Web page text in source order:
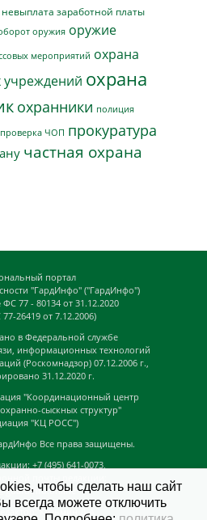
невыплата заработной платы
оружия оружие
мероприятий охрана
учреждений охрана
охранники полиция
проверка ЧОП прокуратура
частная охрана
портал
"ГардИнфо" ("ГардИнфо")
77 - 80134 от 31.12.2020
26419 от 7.12.2006)
в Федеральной службе
информационных технологий
(Роскомнадзор) 07.12.2006 г.,
31.12.2020 г.
"Координационный центр
сыскных структур"
"КЦ РОСС")
Все права защищены.
+7 (495) 641-0073,
Кузьмин Д.А.
чтобы сделать наш сайт
всегда можете отключить